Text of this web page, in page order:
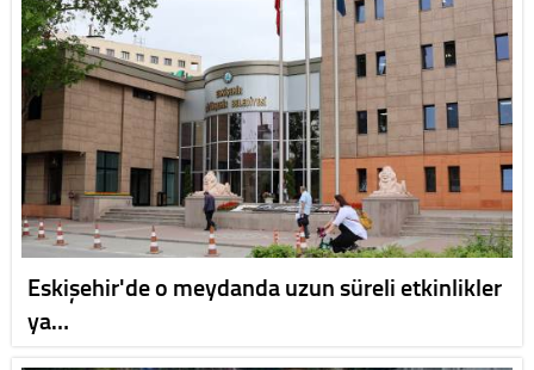
Eskişehir'de o meydanda uzun süreli etkinlikler
ya…